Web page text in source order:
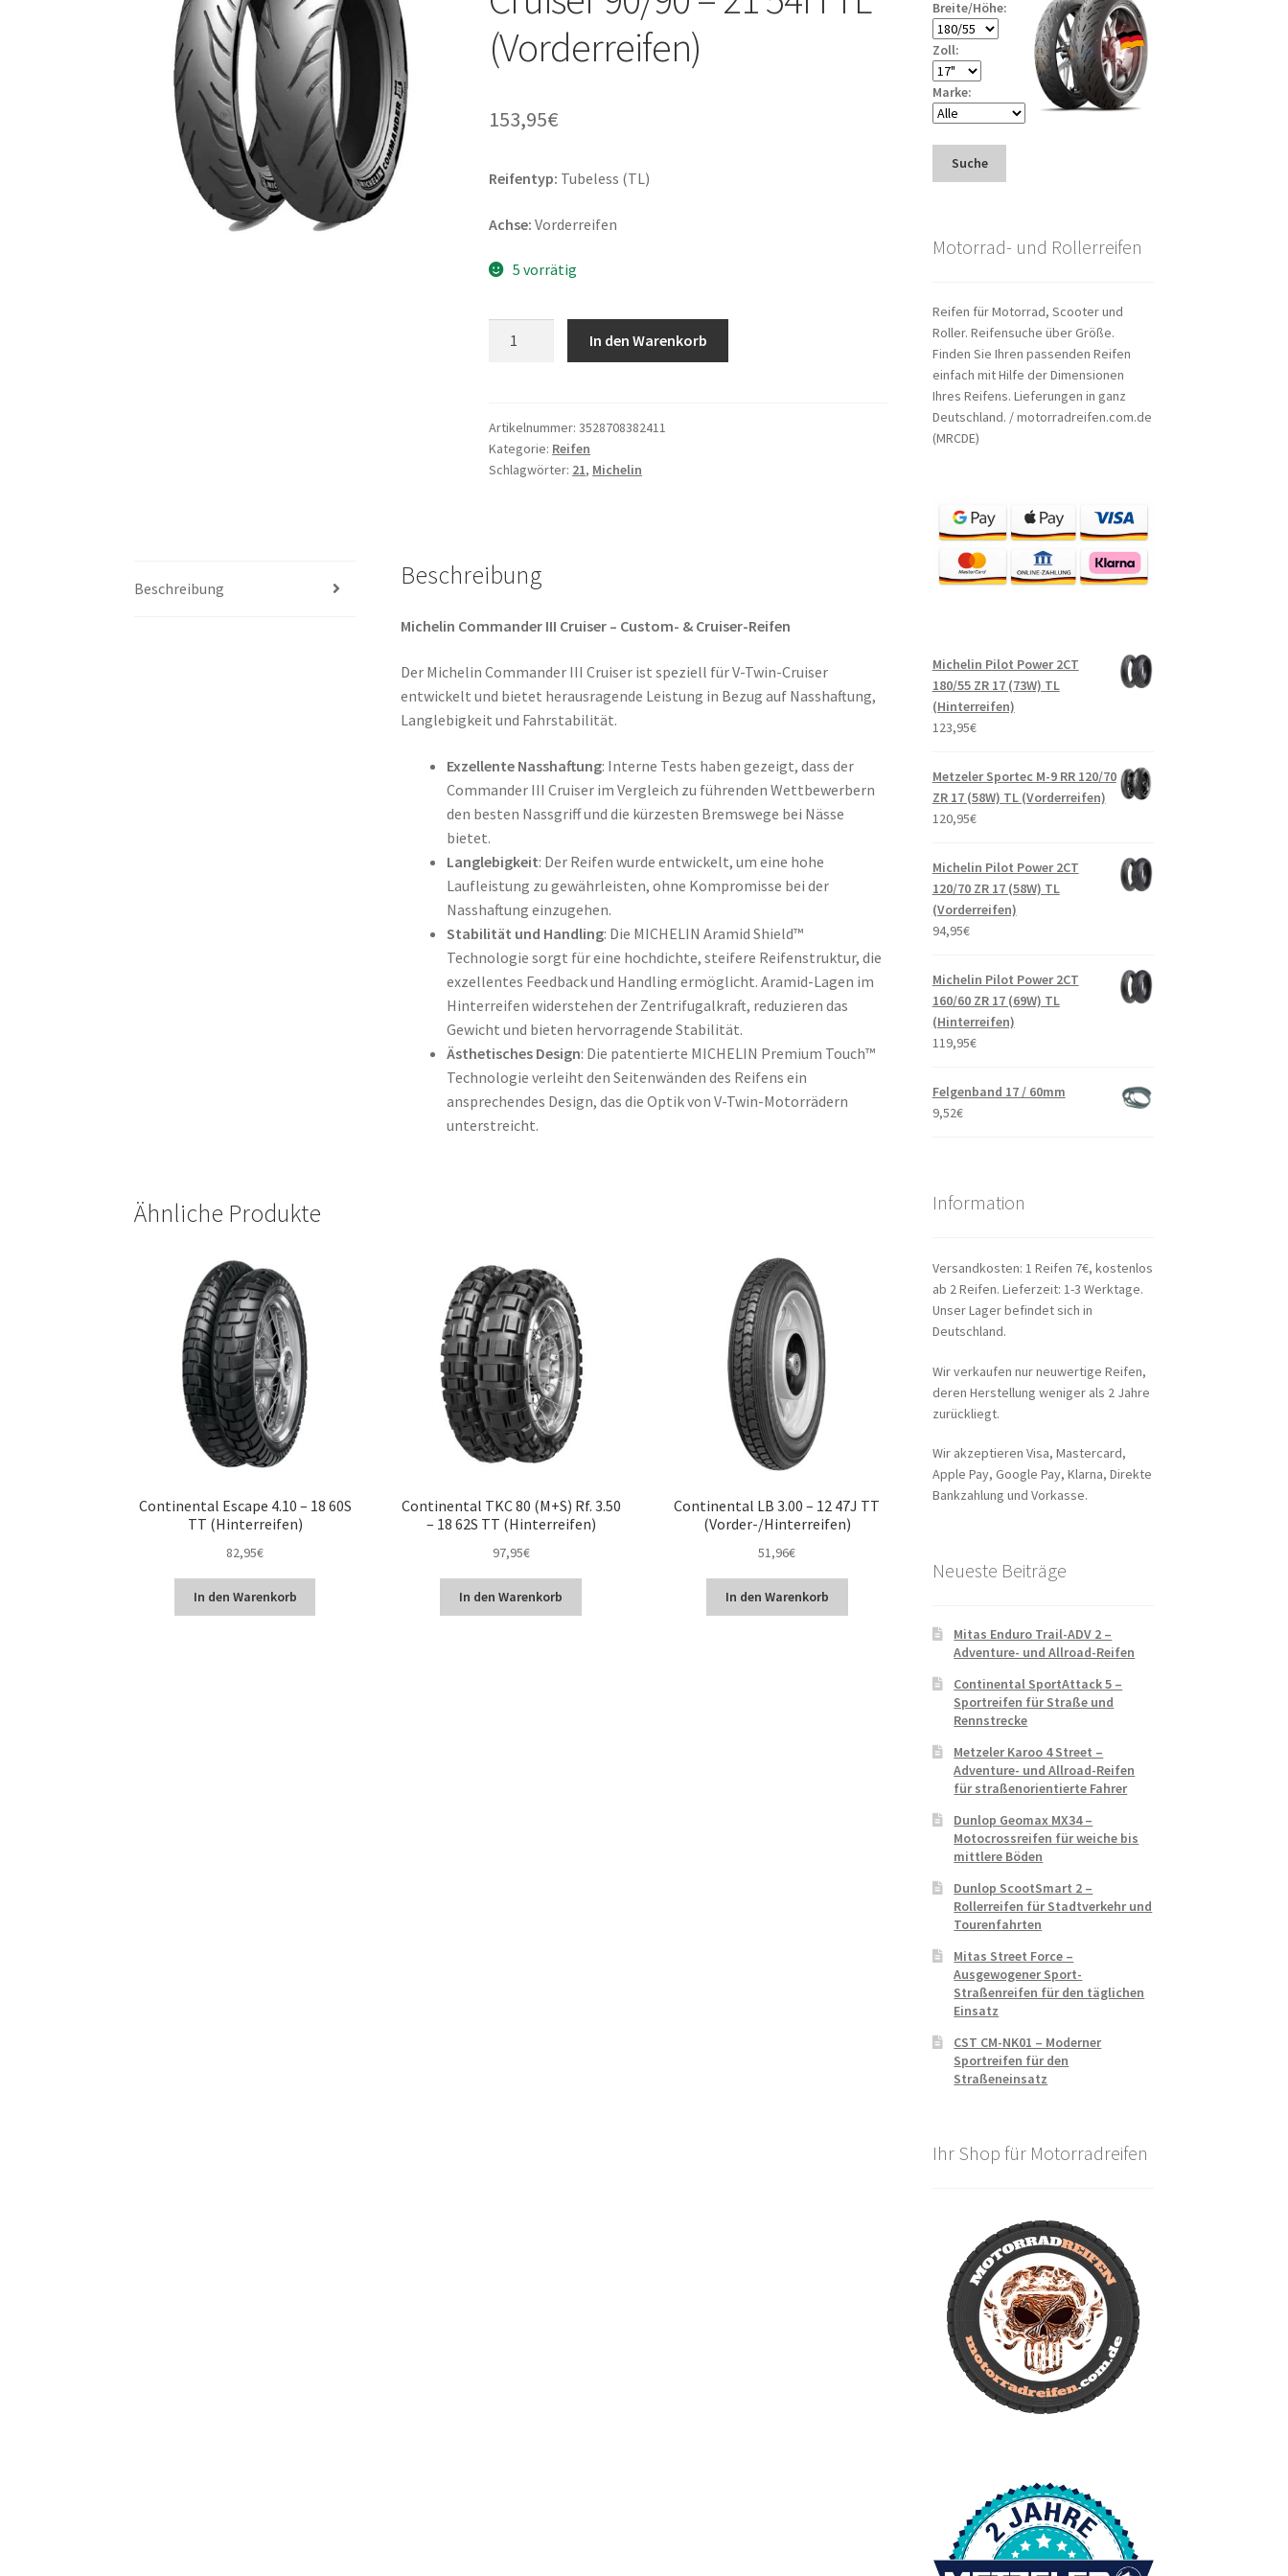
(Vorderreifen)
153,95€
Reifentyp: Tubeless (TL)
Achse: Vorderreifen
5 vorrätig
90/90
-
21
Menge
In den Warenkorb
Artikelnummer:3528708382411
Kategorie: Reifen
Schlagwörter: 21, Michelin
Beschreibung Beschreibung
Michelin Commander III Cruiser – Custom- & Cruiser-Reifen
Der Michelin Commander III Cruiser ist speziell für V-Twin-Cruiser
entwickelt und bietet herausragende Leistung in Bezug auf Nasshaftung,
Langlebigkeit und Fahrstabilität.
Exzellente Nasshaftung: Interne Tests haben gezeigt, dass der
Commander III Cruiser im Vergleich zu führenden Wettbewerbern
den besten Nassgriff und die kürzesten Bremswege bei Nässe
bietet.
Langlebigkeit: Der Reifen wurde entwickelt, um eine hohe
Laufleistung zu gewährleisten, ohne Kompromisse bei der
Nasshaftung einzugehen.
Stabilität und Handling: Die MICHELIN Aramid Shield™
Technologie sorgt für eine hochdichte, steifere Reifenstruktur, die
exzellentes Feedback und Handling ermöglicht. Aramid-Lagen im
Hinterreifen widerstehen der Zentrifugalkraft, reduzieren das
Gewicht und bieten hervorragende Stabilität.
Ästhetisches Design: Die patentierte MICHELIN Premium Touch™
Technologie verleiht den Seitenwänden des Reifens ein
ansprechendes Design, das die Optik von V-Twin-Motorrädern
unterstreicht.
Ähnliche Produkte
Continental Escape 4.10 – 18 60S
TT (Hinterreifen)
82,95€
In den Warenkorb
Continental TKC 80 (M+S) Rf. 3.50
– 18 62S TT (Hinterreifen)
97,95€
In den Warenkorb
Continental LB 3.00 – 12 47J TT
(Vorder-/Hinterreifen)
51,96€
In den Warenkorb
Breite/Höhe:
Zoll:
Marke:
Suche
Motorrad- und Rollerreifen
Reifen für Motorrad, Scooter und
Roller. Reifensuche über Größe.
Finden Sie Ihren passenden Reifen
einfach mit Hilfe der Dimensionen
Ihres Reifens. Lieferungen in ganz
Deutschland. / motorradreifen.com.de
(MRCDE)
Michelin Pilot Power 2CT
180/55 ZR 17 (73W) TL
(Hinterreifen)
123,95€
Metzeler Sportec M-9 RR 120/70
ZR 17 (58W) TL (Vorderreifen)
120,95€
Michelin Pilot Power 2CT
120/70 ZR 17 (58W) TL
(Vorderreifen)
94,95€
Michelin Pilot Power 2CT
160/60 ZR 17 (69W) TL
(Hinterreifen)
119,95€
Felgenband 17 / 60mm
9,52€
Information
Versandkosten: 1 Reifen 7€, kostenlos
ab 2 Reifen. Lieferzeit: 1-3 Werktage.
Unser Lager befindet sich in
Deutschland.
Wir verkaufen nur neuwertige Reifen,
deren Herstellung weniger als 2 Jahre
zurückliegt.
Wir akzeptieren Visa, Mastercard,
Apple Pay, Google Pay, Klarna, Direkte
Bankzahlung und Vorkasse.
Neueste Beiträge
Mitas Enduro Trail-ADV 2 –
Adventure- und Allroad-Reifen
Continental SportAttack 5 –
Sportreifen für Straße und
Rennstrecke
Metzeler Karoo 4 Street –
Adventure- und Allroad-Reifen
für straßenorientierte Fahrer
Dunlop Geomax MX34 –
Motocrossreifen für weiche bis
mittlere Böden
Dunlop ScootSmart 2 –
Rollerreifen für Stadtverkehr und
Tourenfahrten
Mitas Street Force –
Ausgewogener Sport-
Straßenreifen für den täglichen
Einsatz
CST CM-NK01 – Moderner
Sportreifen für den
Straßeneinsatz
Ihr Shop für Motorradreifen